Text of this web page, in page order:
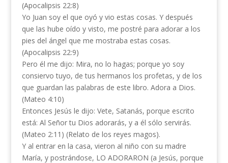
(Apocalipsis 22:8)
Yo Juan soy el que oyó y vio estas cosas. Y después
que las hube oído y visto, me postré para adorar a los
pies del ángel que me mostraba estas cosas.
(Apocalipsis 22:9)
Pero él me dijo: Mira, no lo hagas; porque yo soy
consiervo tuyo, de tus hermanos los profetas, y de los
que guardan las palabras de este libro. Adora a Dios.
(Mateo 4:10)
Entonces Jesús le dijo: Vete, Satanás, porque escrito
está: Al Señor tu Dios adorarás, y a él sólo servirás.
(Mateo 2:11) (Relato de los reyes magos).
Y al entrar en la casa, vieron al niño con su madre
María, y postrándose, LO ADORARON (a Jesús, porque